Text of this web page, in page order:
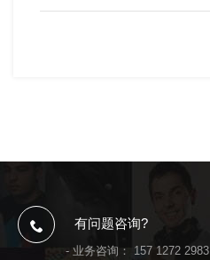
有问题咨询?
- 业务咨询： 157 1272 2983